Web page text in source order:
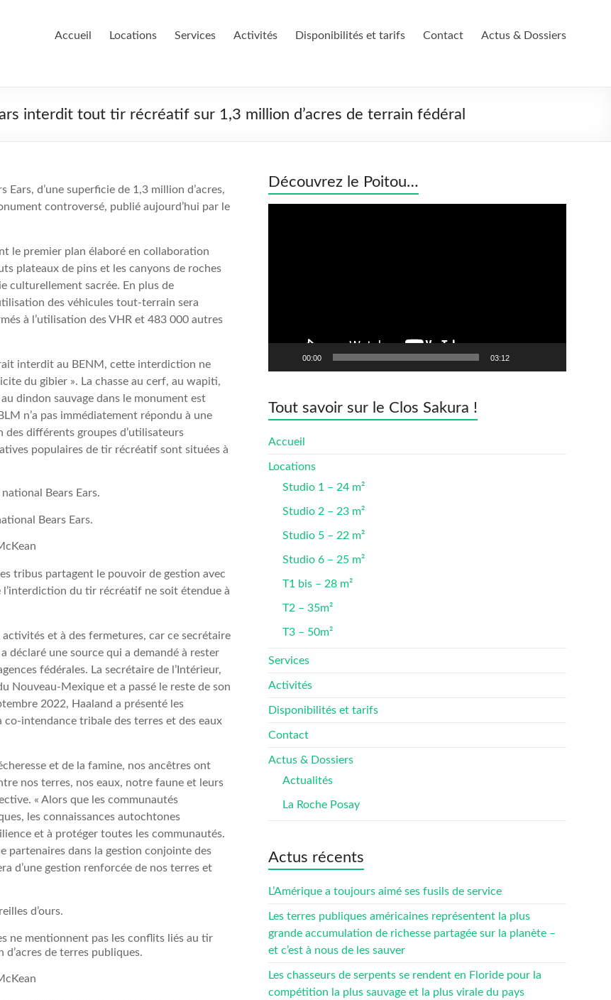
Accueil Locations Services Activités Disponibilités et tarifs Contact Actus & Dossiers
interdit tout tir récréatif sur 1,3 million d’acres de terrain fédéral
d’une superficie de 1,3 million d’acres,
controversé, publié aujourd’hui par le
le premier plan élaboré en collaboration
plateaux de pins et les canyons de roches
culturellement sacrée. En plus de
des véhicules tout-terrain sera
à l’utilisation des VHR et 483 000 autres
interdit au BENM, cette interdiction ne
du gibier ». La chasse au cerf, au wapiti,
dindon sauvage dans le monument est
n’a pas immédiatement répondu à une
des différents groupes d’utilisateurs
populaires de tir récréatif sont situées à
Bears Ears.
tribus partagent le pouvoir de gestion avec
l’interdiction du tir récréatif ne soit étendue à
activités et à des fermetures, car ce secrétaire
déclaré une source qui a demandé à rester
fédérales. La secrétaire de l’Intérieur,
Nouveau-Mexique et a passé le reste de son
2022, Haaland a présenté les
intendance tribale des terres et des eaux
et de la famine, nos ancêtres ont
nos terres, nos eaux, notre faune et leurs
« Alors que les communautés
les connaissances autochtones
et à protéger toutes les communautés.
partenaires dans la gestion conjointe des
d’une gestion renforcée de nos terres et
ne mentionnent pas les conflits liés au tir
de terres publiques.
Découvrez le Poitou…
00:00 03:12
Tout savoir sur le Clos Sakura !
Accueil
Locations
Studio 1 – 24 m²
Studio 2 – 23 m²
Studio 5 – 22 m²
Studio 6 – 25 m²
T1 bis – 28 m²
T2 – 35m²
T3 – 50m²
Services
Activités
Disponibilités et tarifs
Contact
Actus & Dossiers
Actualités
La Roche Posay
Actus récents
L’Amérique a toujours aimé ses fusils de service
Les terres publiques américaines représentent la plus
grande accumulation de richesse partagée sur la planète –
et c’est à nous de les sauver
Les chasseurs de serpents se rendent en Floride pour la
compétition la plus sauvage et la plus virale du pays